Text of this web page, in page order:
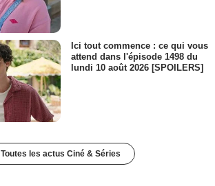
Ici tout commence : ce qui vous
attend dans l'épisode 1498 du
lundi 10 août 2026 [SPOILERS]
Toutes les actus Ciné & Séries